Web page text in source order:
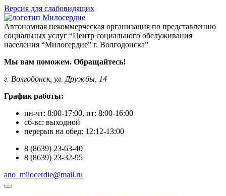
Версия для слабовидящих
Автономная некоммерческая организация по представлению
социальных услуг “Центр социального обслуживания
населения “Милосердие” г. Волгодонска”
Мы вам поможем. Обращайтесь!
г. Волгодонск, ул. Дружбы, 14
График работы:
пн-чт: 8:00-17:00, пт: 8:00-16:00
сб-вс: выходной
перерыв на обед: 12:12-13:00
8 (8639) 23-63-40
8 (8639) 23-32-95
ano_milocerdie@mail.ru